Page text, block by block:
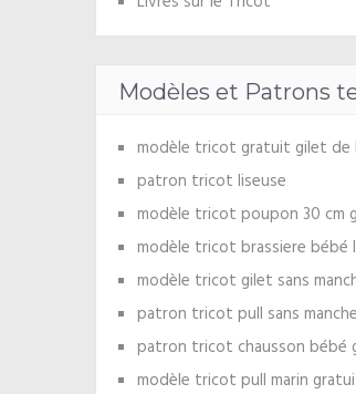
Modèles et Patrons
modèle tricot gratuit gilet de
patron tricot liseuse
modèle tricot poupon 30 cm
modèle tricot brassiere bébé
modèle tricot gilet sans
patron tricot pull sans manche
patron tricot chausson bébé
modèle tricot pull marin